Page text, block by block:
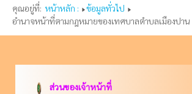
คุณอยู่ที่: หน้าหลัก :
ข้อมูลทั่วไป
อำนาจหน้าที่ตามกฎหมายของเทศบาลตำบลเมืองปาน
ส่วนของเจ้าหน้าที่